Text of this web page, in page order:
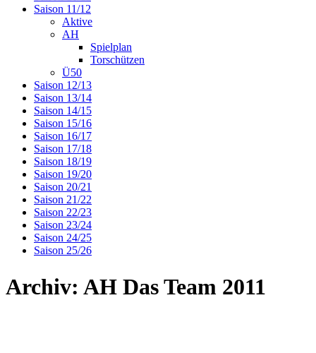
Saison 11/12
Aktive
AH
Spielplan
Torschützen
Ü50
Saison 12/13
Saison 13/14
Saison 14/15
Saison 15/16
Saison 16/17
Saison 17/18
Saison 18/19
Saison 19/20
Saison 20/21
Saison 21/22
Saison 22/23
Saison 23/24
Saison 24/25
Saison 25/26
Archiv: AH Das Team 2011